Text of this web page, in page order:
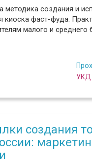
методика создания и
киоска фаст-фуда.
малого и
УКД
создания